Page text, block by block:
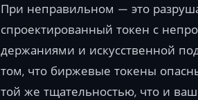
При неправильном — это
спроектированный токен с
держаниями и искусственной
том, что биржевые токены
той же тщательностью, что и ваш